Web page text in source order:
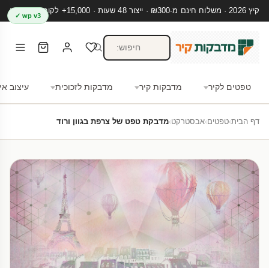
קיץ 2026 · משלוח חינם מ-₪300 · ייצור 48 שעות · 15,000+ לקוחות מרוצים
טפטים לקיר מדבקות קיר מדבקות לזכוכית עיצוב
wp v3 ✓
דף הבית›טפטים›אבסטרקט›מדבקת טפט של צרפת בגוון ורוד